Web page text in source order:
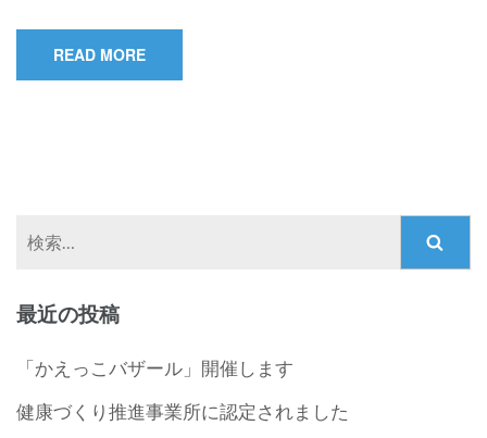
READ MORE
最近の投稿
「かえっこバザール」開催します
健康づくり推進事業所に認定されました